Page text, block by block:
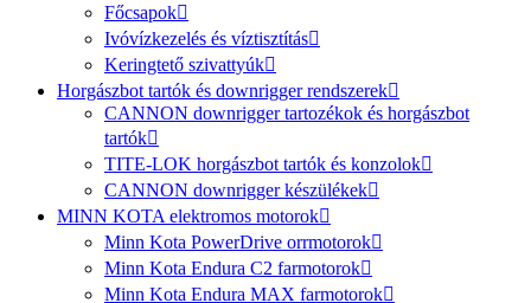
Főcsapok
Ivóvízkezelés és víztisztítás
Keringtető szivattyúk
Horgászbot tartók és downrigger rendszerek
CANNON downrigger tartozékok és horgászbot
tartók
TITE-LOK horgászbot tartók és konzolok
CANNON downrigger készülékek
MINN KOTA elektromos motorok
Minn Kota PowerDrive orrmotorok
Minn Kota Endura C2 farmotorok
Minn Kota Endura MAX farmotorok